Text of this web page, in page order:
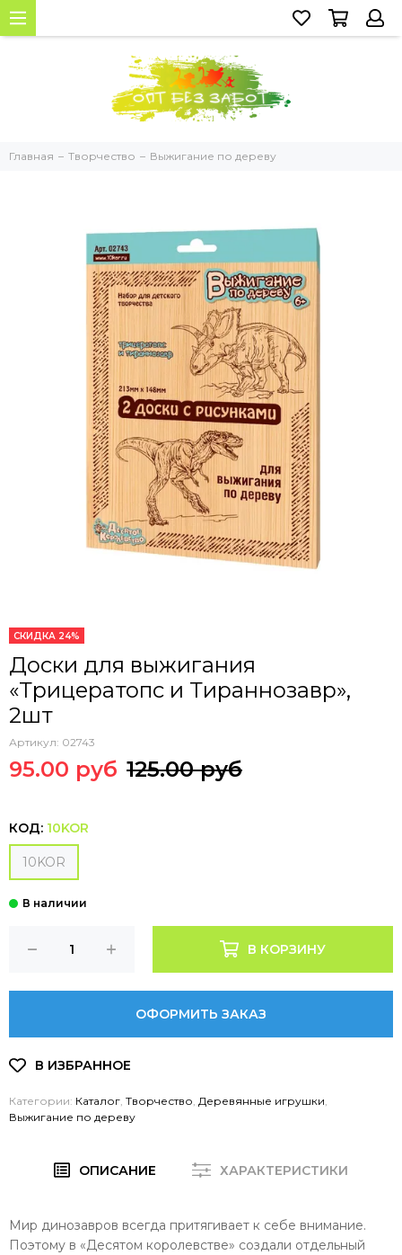
Главная Творчество Выжигание по дереву
СКИДКА 24%
Доски для выжигания
«Трицератопс и Тираннозавр»,
2шт
Артикул: 02743
95.00 руб 125.00 руб
КОД: 10KOR
10KOR
В КОРЗИНУ
ОФОРМИТЬ ЗАКАЗ
Категории: Каталог Творчество Деревянные игрушки
Выжигание по дереву
ОПИСАНИЕ ХАРАКТЕРИСТИКИ
Мир динозавров всегда притягивает к себе внимание.
Поэтому в «Десятом королевстве» создали отдельный